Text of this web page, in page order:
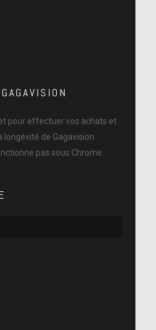
pour effectuer vos achats et
longévité de Gagavision
pas sous Chrome